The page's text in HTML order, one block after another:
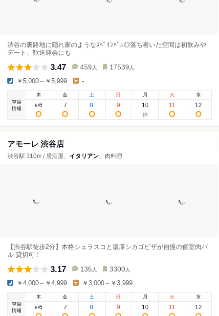
渋谷の裏路地に隠れ家のようなｽﾍﾟｲﾝﾊﾞﾙ◎落ち着いた空間は初飲みや
デート、歓送迎会にも
3.47 459 人 17539 人
￥5,000～￥5,999 -
空席
情報
木
8/6
金
7
土
8
日
9
月
10
火
11
水
12
アモーレ 渋谷店
渋谷駅 310m / 居酒屋、 イタリアン、肉料理
【渋谷駅徒歩2分】本格シュラスコと濃厚シカゴピザが自慢の個室肉バ
ル 貸切可！
3.17 135 人 3300 人
￥4,000～￥4,999 ￥3,000～￥3,999
空席
情報
木
8/6
金
7
土
8
日
9
月
10
火
11
水
12